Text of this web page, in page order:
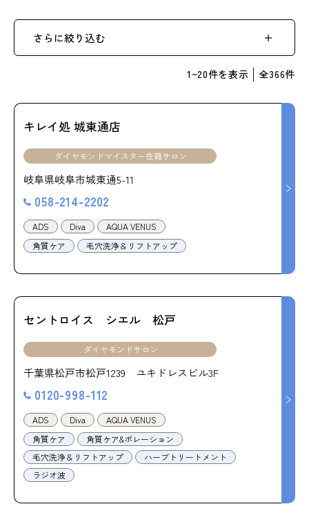
まこも蒸し
さらに絞り込む
1 ~20件を表示 全366件
キレイ処 城東通店
ダイヤモンドマイスター在籍サロン
岐阜県岐阜市城東通5-11
058-214-2202
ADS Diva
AQUA VENUS
角質ケア
毛穴洗浄＆リフトアップ
セントロイス シエル 松戸
ダイヤモンドサロン
千葉県松戸市松戸1239 ユキドレスビル3F
0120-998-112
ADS Diva
AQUA VENUS
角質ケア
角質ケア&ポレーション
毛穴洗浄＆リフトアップ
ハーブトリートメント
ラジオ波